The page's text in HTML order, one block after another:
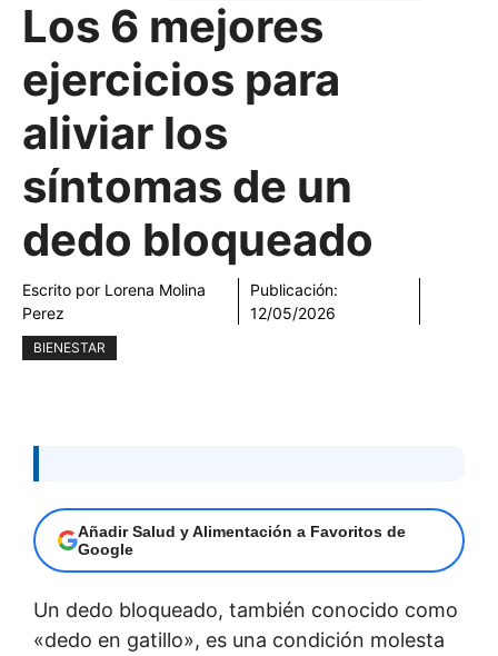
Los 6 mejores
ejercicios para
aliviar los
síntomas de un
dedo bloqueado
Escrito por Lorena Molina
Perez
Publicación:
12/05/2026
BIENESTAR
Añadir Salud y Alimentación a Favoritos de
Google
Un dedo bloqueado, también conocido como
«dedo en gatillo», es una condición molesta